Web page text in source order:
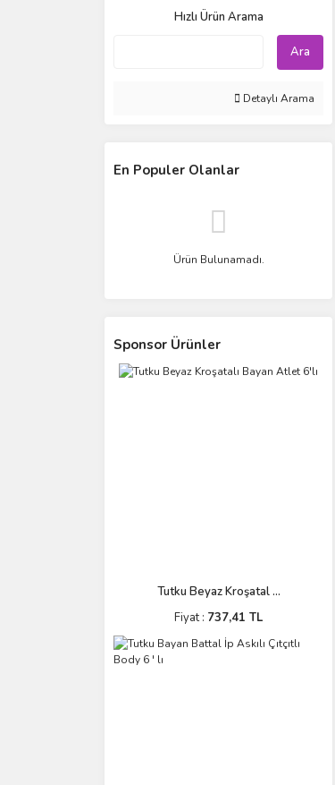
Vişne (1)Hızlı Ürün Arama
Ara
Detaylı Arama
En Populer Olanlar
Ürün Bulunamadı.
Sponsor Ürünler
Tutku Beyaz Kroşatal ...
Fiyat : 737,41 TL